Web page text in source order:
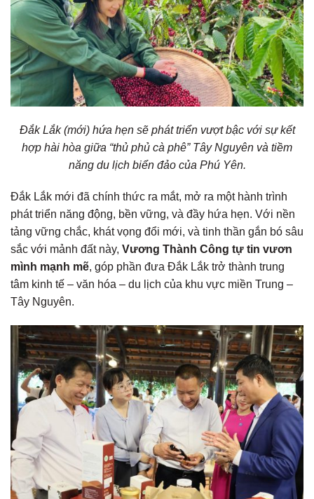
Đắk Lắk (mới) hứa hẹn sẽ phát triển vượt bậc với sự kết
hợp hài hòa giữa “thủ phủ cà phê” Tây Nguyên và tiềm
năng du lịch biển đảo của Phú Yên.
Đắk Lắk mới đã chính thức ra mắt, mở ra một hành trình
phát triển năng động, bền vững, và đầy hứa hẹn. Với nền
tảng vững chắc, khát vọng đổi mới, và tinh thần gắn bó sâu
sắc với mảnh đất này, Vương Thành Công tự tin vươn
mình mạnh mẽ, góp phần đưa Đắk Lắk trở thành trung
tâm kinh tế – văn hóa – du lịch của khu vực miền Trung –
Tây Nguyên.